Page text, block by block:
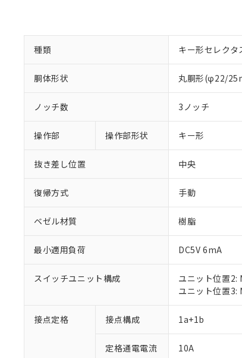
種類 キー形セレクタ
胴体形状 丸胴形(φ22/
ノッチ数 3ノッチ
操作部 操作部形状 キー形
抜き差し位置 中央
復帰方式 手動
ベゼル材質 樹脂
最小適用負荷 DC5V 6mA
スイッチユニット構成
ユニット位置2:
ユニット位置3:
接点定格 接点構成 1a+1b
定格通電電流 10A